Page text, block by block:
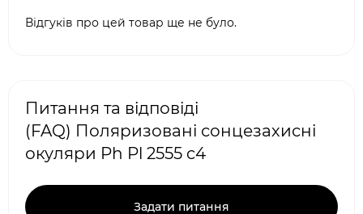
Відгуків про цей товар ще не було.
Питання та відповіді
(FAQ) Поляризовані сонцезахисні
окуляри Ph Pl 2555 c4
Задати питання